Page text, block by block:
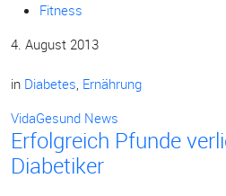
Fitness
4. August 2013
in Diabetes, Ernährung
VidaGesund News
Erfolgreich Pfunde
Diabetiker